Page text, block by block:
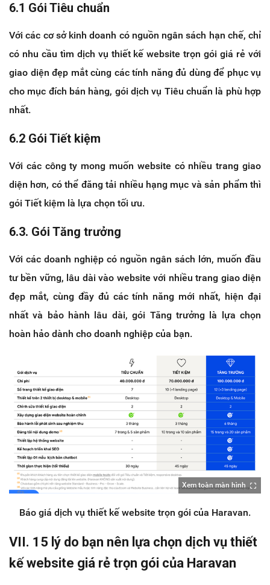
6.1 Gói Tiêu chuẩn
Với các cơ sở kinh doanh có nguồn ngân sách hạn chế, chỉ
có nhu cầu tìm dịch vụ thiết kế website trọn gói giá rẻ với
giao diện đẹp mắt cùng các tính năng đủ dùng để phục vụ
cho mục đích bán hàng, gói dịch vụ Tiêu chuẩn là phù hợp
nhất.
6.2 Gói Tiết kiệm
Với các công ty mong muốn website có nhiều trang giao
diện hơn, có thể đăng tải nhiều hạng mục và sản phẩm thì
gói Tiết kiệm là lựa chọn tối ưu.
6.3. Gói Tăng trưởng
Với các doanh nghiệp có nguồn ngân sách lớn, muốn đầu
tư bền vững, lâu dài vào website với nhiều trang giao diện
đẹp mắt, cùng đầy đủ các tính năng mới nhất, hiện đại
nhất và bảo hành lâu dài, gói Tăng trưởng là lựa chọn
hoàn hảo dành cho doanh nghiệp của bạn.
Xem toàn màn hình
Báo giá dịch vụ thiết kế website trọn gói của Haravan.
VII. 15 lý do bạn nên lựa chọn dịch vụ thiết
kế website giá rẻ trọn gói của Haravan